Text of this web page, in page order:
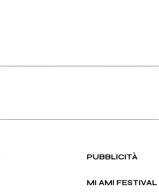
PUBBLICITÀ
MI AMI FESTIVAL